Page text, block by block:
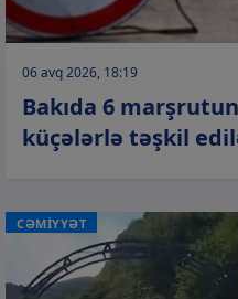
06 avq 2026, 18:19
Bakıda 6
küçələrlə təşkil
CƏMİYYƏT